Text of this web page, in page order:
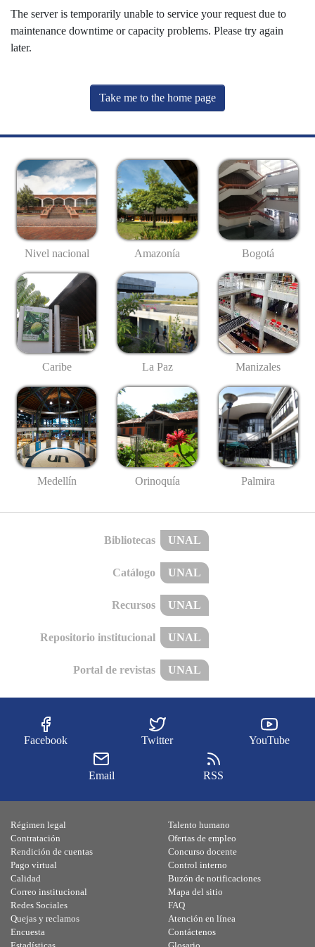
The server is temporarily unable to service your request due to
maintenance downtime or capacity problems. Please try again
later.
Take me to the home page
Nivel nacional Amazonía Bogotá
Caribe La Paz Manizales
Medellín Orinoquía Palmira
Bibliotecas UNAL
Catálogo UNAL
Recursos UNAL
Repositorio institucional UNAL
Portal de revistas UNAL
Facebook Twitter YouTube
Email RSS
Régimen legal
Contratación
Rendición de cuentas
Pago virtual
Calidad
Talento humano
Ofertas de empleo
Concurso docente
Control interno
Buzón de notificaciones
Correo institucional
Redes Sociales
Quejas y reclamos
Encuesta
Mapa del sitio
FAQ
Atención en línea
Contáctenos